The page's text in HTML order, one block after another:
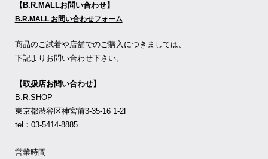
【B.R.MALLお問い合わせ】
B.R.MALL お問い合わせフォーム
商品のご試着や店舗でのご購入につきましては、
下記よりお問い合わせ下さい。
【取扱店お問い合わせ】
B.R.SHOP
東京都渋谷区神宮前3-35-16 1-2F
tel：03-5414-8885
営業時間